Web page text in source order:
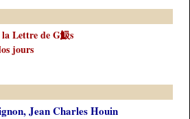
Lettre de G魥s
jours
Jean Charles Houin